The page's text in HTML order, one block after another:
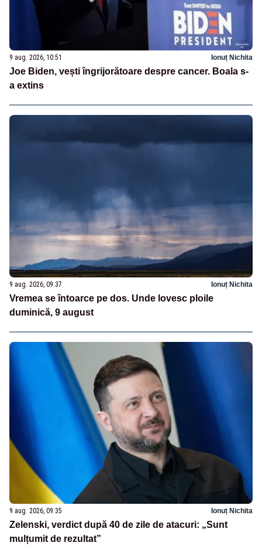
9 aug. 2026, 10:51 Ionuț Nichita
Joe Biden, vești îngrijorătoare despre cancer. Boala s-
a extins
9 aug. 2026, 09:37 Ionuț Nichita
Vremea se întoarce pe dos. Unde lovesc ploile
duminică, 9 august
9 aug. 2026, 09:35 Ionuț Nichita
Zelenski, verdict după 40 de zile de atacuri: „Sunt
mulțumit de rezultat”